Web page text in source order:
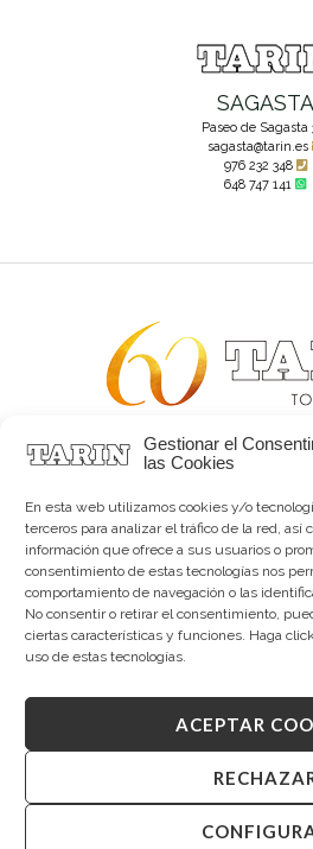
Gestionar el
las Cookies
En esta web utilizamos cookies y/o
terceros para analizar el tráfico de la red, así
información que ofrece a sus usuarios o
consentimiento de estas tecnologías nos
comportamiento de navegación o las
No consentir o retirar el consentimiento,
ciertas características y funciones. Haga
uso de estas tecnologías.
ACEPTAR
SAGASTA
Paseo de Sagasta
sagasta@tarin.es
976 232 348
648 747 141
Alta joyería
Tarín Magazine
Contacto
Copyright © 2026
Aviso legal|Política de uso|
Canal interno de
Desarrollado por